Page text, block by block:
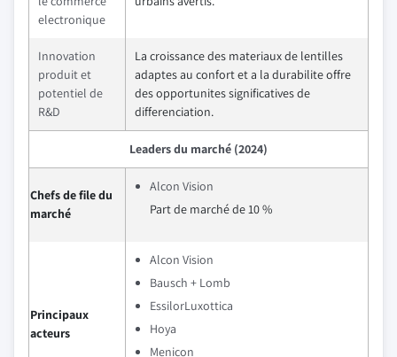
electronique
Innovation
produit et
potentiel de
R&D
La croissance des materiaux de lentilles
adaptes au confort et a la durabilite offre
des opportunites significatives de
differenciation.
Leaders du marché (2024)
Chefs de file du
marché
Alcon Vision
Part de marché de 10 %
Principaux
acteurs
Alcon Vision
Bausch + Lomb
EssilorLuxottica
Hoya
Menicon